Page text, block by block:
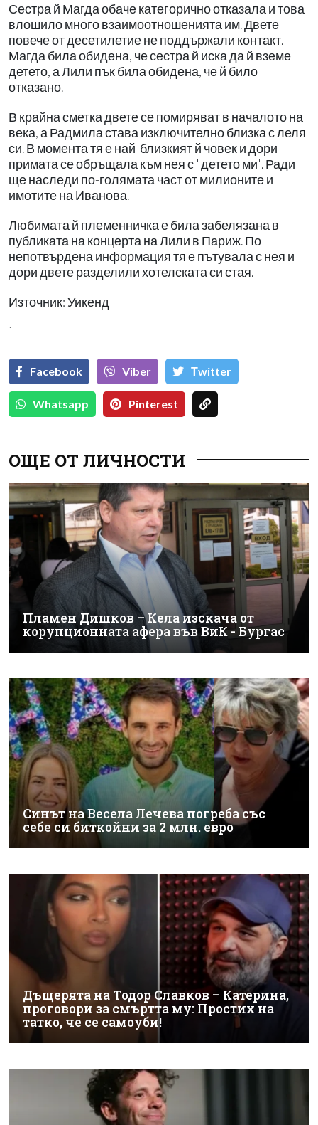
Сестра й Магда обаче категорично отказала и това
влошило много взаимоотношенията им. Двете
повече от десетилетие не поддържали контакт.
Магда била обидена, че сестра й иска да й вземе
детето, а Лили пък била обидена, че й било
отказано.
В крайна сметка двете се помиряват в началото на
века, а Радмила става изключително близка с леля
си. В момента тя е най-близкият й човек и дори
примата се обръщала към нея с "детето ми". Ради
ще наследи по-голямата част от милионите и
имотите на Иванова.
Любимата й племенничка е била забелязана в
публиката на концерта на Лили в Париж. По
непотвърдена информация тя е пътувала с нея и
дори двете разделили хотелската си стая.
Източник: Уикенд
`
Facebook Viber Тwitter
Whatsapp Pinterest
ОЩЕ ОТ ЛИЧНОСТИ
Пламен Дишков – Кела изскача от
корупционната афера във ВиК - Бургас
Синът на Весела Лечева погреба със
себе си биткойни за 2 млн. евро
Дъщерята на Тодор Славков – Катерина,
проговори за смъртта му: Простих на
татко, че се самоуби!